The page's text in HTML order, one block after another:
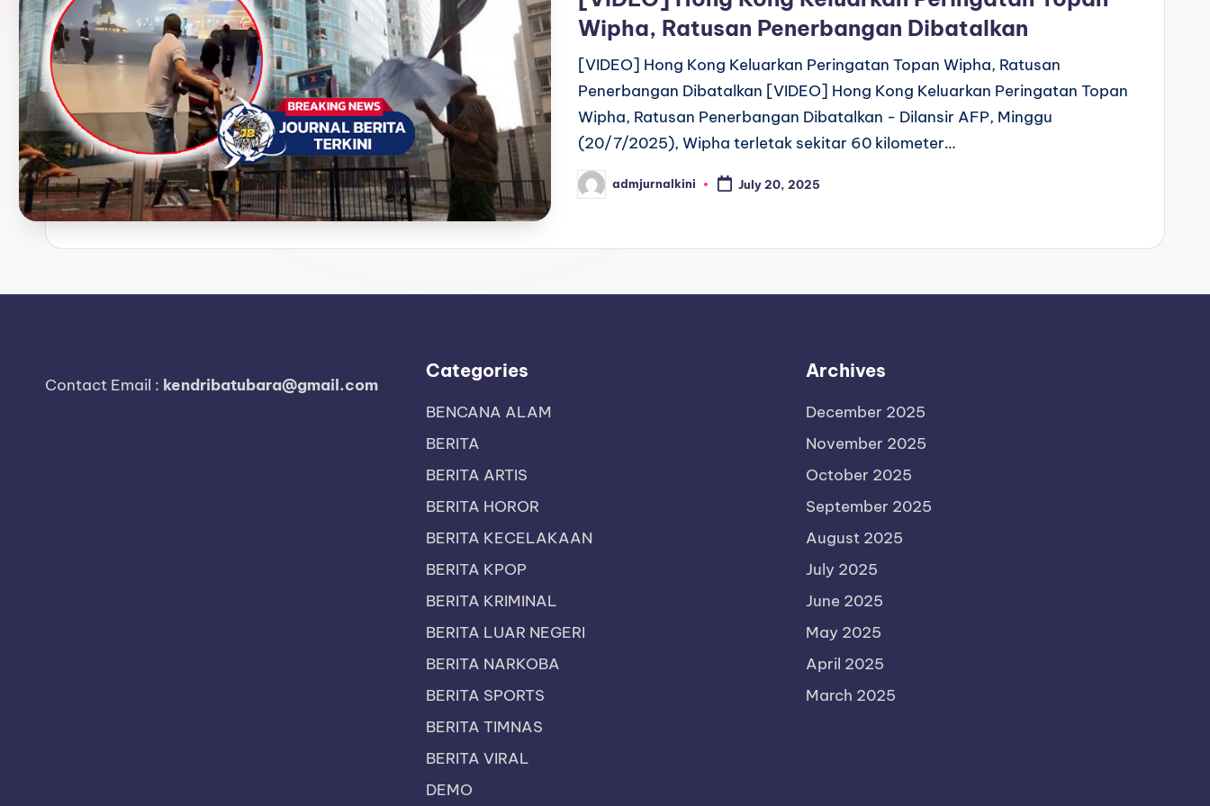
r
i
t
a
T
e
k
n
Wipha, Ratusan Penerbangan Dibatalkan
[VIDEO] Hong Kong Keluarkan Peringatan Topan Wipha, Ratusan
Penerbangan Dibatalkan [VIDEO] Hong Kong Keluarkan Peringatan Topan
Wipha, Ratusan Penerbangan Dibatalkan - Dilansir AFP, Minggu
(20/7/2025), Wipha terletak sekitar 60 kilometer…
Posted
by
admjurnalkini July 20, 2025
Contact Email : kendribatubara@gmail.com
Categories
BENCANA ALAM
BERITA
BERITA ARTIS
BERITA HOROR
BERITA KECELAKAAN
BERITA KPOP
BERITA KRIMINAL
BERITA LUAR NEGERI
BERITA NARKOBA
BERITA SPORTS
BERITA TIMNAS
BERITA VIRAL
DEMO
Archives
December 2025
November 2025
October 2025
September 2025
August 2025
July 2025
June 2025
May 2025
April 2025
March 2025